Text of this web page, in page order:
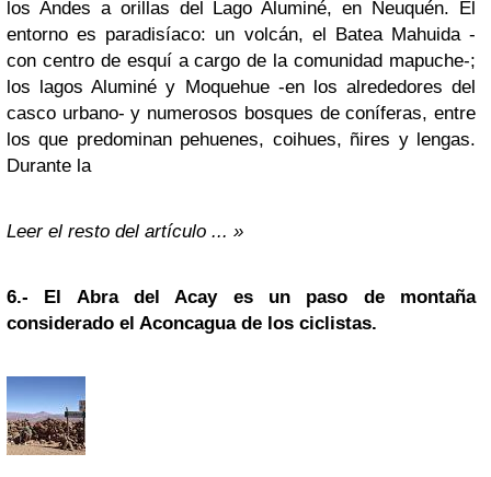
los Andes a orillas del Lago Aluminé, en Neuquén. El
entorno es paradisíaco: un volcán, el Batea Mahuida -
con centro de esquí a cargo de la comunidad mapuche-;
los lagos Aluminé y Moquehue -en los alrededores del
casco urbano- y numerosos bosques de coníferas, entre
los que predominan pehuenes, coihues, ñires y lengas.
Durante la
Leer el resto del artículo ... »
6.- El Abra del Acay es un paso de montaña
considerado el Aconcagua de los ciclistas.